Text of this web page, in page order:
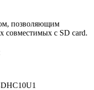
позволяющим
совместимых с SD card.